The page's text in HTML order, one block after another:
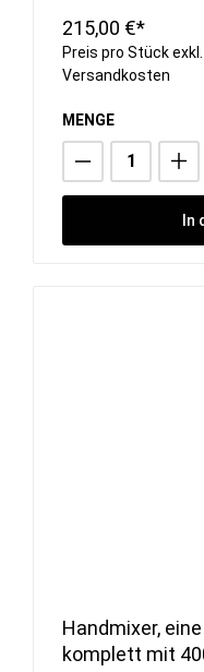
215,00 €*
Preis pro Stück
Versandkosten
MENGE
In
Handmixer,
komplett mit